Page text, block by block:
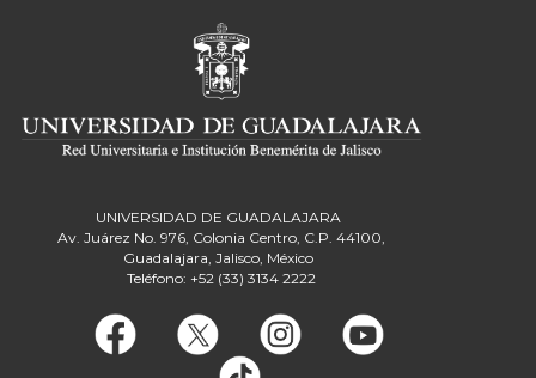
UNIVERSIDAD DE GUADALAJARA
Av. Juárez No. 976, Colonia Centro, C.P. 44100,
Guadalajara, Jalisco, México
Teléfono: +52 (33) 3134 2222